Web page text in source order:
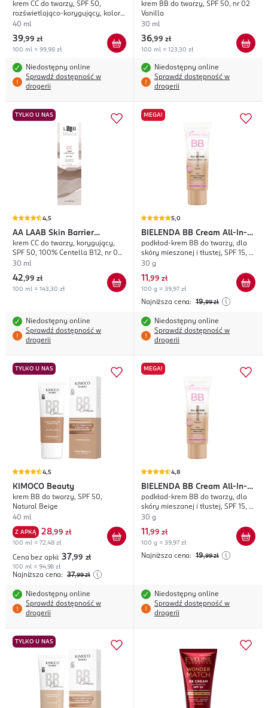
Glow
krem CC do twarzy, SPF 50,
rozświetlająco-korygujący, kolor
Uniwersalny
40 ml
39,99 zł
100 ml = 99,98 zł
Niedostępny online
Sprawdź dostępność w
drogerii
Match
krem BB do twarzy, SPF 50, nr 02
Vanilla
30 ml
36,99 zł
100 ml = 123,30 zł
Niedostępny online
Sprawdź dostępność w
drogerii
TYLKO U NAS
4,5
AA LAAB Skin Barrier
Protection
krem CC do twarzy, korygujący,
SPF 50, 100% Centella B12, nr 02
Medium
30 ml
42,99 zł
100 ml = 143,30 zł
Niedostępny online
Sprawdź dostępność w
drogerii
MEGA!
5,0
BIELENDA BB Cream All-In-
One
podkład-krem BB do twarzy, dla
skóry mieszanej i tłustej, SPF 15, nr
01 Jasny
30 g
11 ,99 zł
100 g = 39,97 zł
Najniższa cena: 19,99 zł
Niedostępny online
Sprawdź dostępność w
drogerii
TYLKO U NAS
4,5
KIMOCO Beauty
krem BB do twarzy, SPF 50,
Natural Beige
40 ml
Z APKĄ 28,99 zł
100 ml = 72,48 zł
Cena bez apki: 37,99 zł
100 ml = 94,98 zł
Najniższa cena: 37,99 zł
Niedostępny online
Sprawdź dostępność w
drogerii
MEGA!
4,8
BIELENDA BB Cream All-In-
One
podkład-krem BB do twarzy, dla
skóry mieszanej i tłustej, SPF 15, nr
02 Śniady
30 g
11 ,99 zł
100 g = 39,97 zł
Najniższa cena: 19,99 zł
Niedostępny online
Sprawdź dostępność w
drogerii
TYLKO U NAS